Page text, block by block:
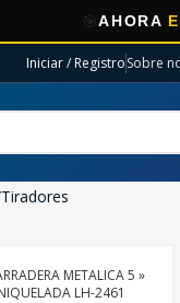
AHORAENVÍOS
Iniciar / RegistroSobre
Tiradores
METALICA 5 »
LH-2461